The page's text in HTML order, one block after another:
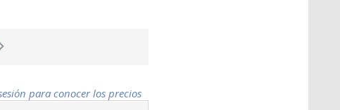
para conocer los precios